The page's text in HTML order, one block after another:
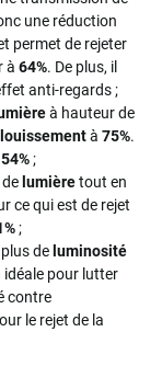
une réduction
permet de rejeter
à 64%. De plus, il
anti-regards ;
à hauteur de
à 75%.
54%;
lumièretout en
ce qui est de rejet
;
de luminosité
idéale pour lutter
contre
le rejet de la